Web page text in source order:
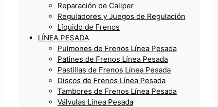
Reparación de Caliper
Reguladores y Juegos de Regulación
Líquido de Frenos
LÍNEA PESADA
Pulmones de Frenos Línea Pesada
Patines de Frenos Línea Pesada
Pastillas de Frenos Línea Pesada
Discos de Frenos Línea Pesada
Tambores de Frenos Línea Pesada
Válvulas Línea Pesada